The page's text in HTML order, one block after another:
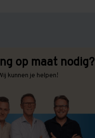
op maat nodig?
kunnen je helpen!